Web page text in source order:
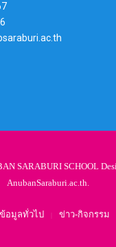
SARABURI SCHOOL
AnubanSaraburi.ac.th.
ข้อมูลทั่วไป ข่าว-กิจกรรม